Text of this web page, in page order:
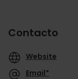
Contacto
Website
Email*